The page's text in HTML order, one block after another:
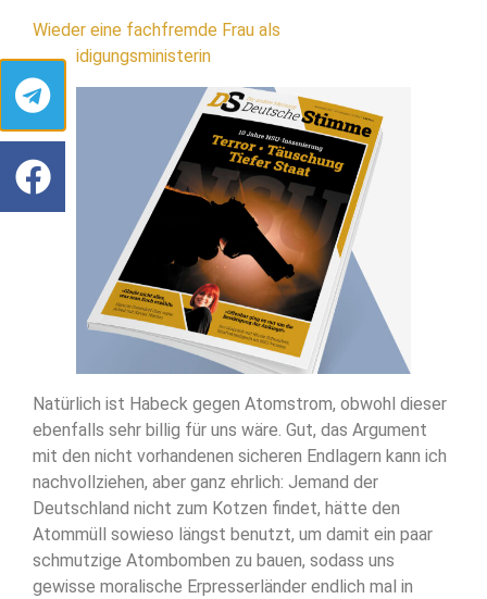
Wieder eine fachfremde Frau als
Verteidigungsministerin
Natürlich ist Habeck gegen Atomstrom, obwohl dieser
ebenfalls sehr billig für uns wäre. Gut, das Argument
mit den nicht vorhandenen sicheren Endlagern kann ich
nachvollziehen, aber ganz ehrlich: Jemand der
Deutschland nicht zum Kotzen findet, hätte den
Atommüll sowieso längst benutzt, um damit ein paar
schmutzige Atombomben zu bauen, sodass uns
gewisse moralische Erpresserländer endlich mal in